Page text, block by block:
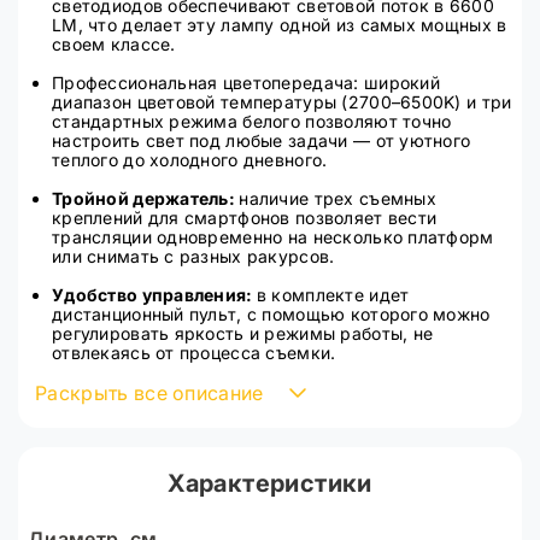
светодиодов обеспечивают световой поток в 6600
LM, что делает эту лампу одной из самых мощных в
своем классе.
Профессиональная цветопередача: широкий
диапазон цветовой температуры (2700–6500K) и три
стандартных режима белого позволяют точно
настроить свет под любые задачи — от уютного
теплого до холодного дневного.
Тройной держатель: наличие трех съемных
креплений для смартфонов позволяет вести
трансляции одновременно на несколько платформ
или снимать с разных ракурсов.
Удобство управления: в комплекте идет
дистанционный пульт, с помощью которого можно
регулировать яркость и режимы работы, не
отвлекаясь от процесса съемки.
Гибкое позиционирование:механизм наклона на
90 градусов позволяет направлять световой поток
Мобильность и надежность:усиленный
Раскрыть все описание
Характеристики